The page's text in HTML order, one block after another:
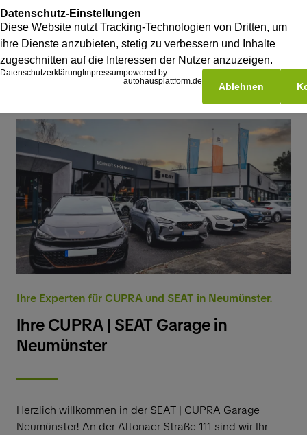
Ihre Experten für CUPRA und SEAT in Neumünster.
Ihre CUPRA | SEAT Garage in
Neumünster
Herzlich willkommen in der SEAT | CUPRA Garage
Neumünster! An der Altonaer Straße 111 sind wir Ihr